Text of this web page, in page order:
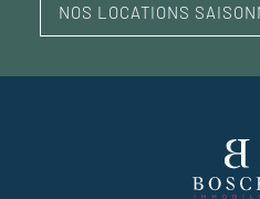
NOS LOCATIONS